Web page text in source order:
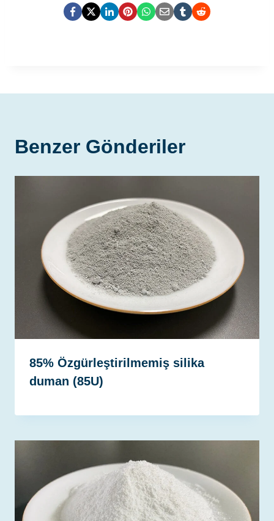
Benzer Gönderiler
85% Özgürleştirilmemiş silika
duman (85U)